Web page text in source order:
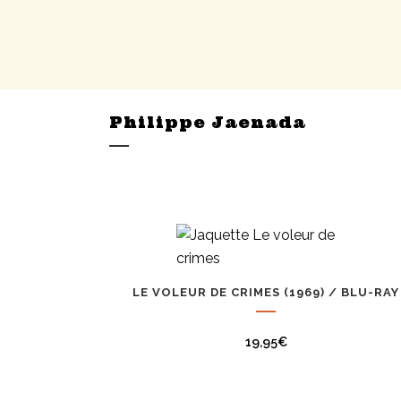
Philippe Jaenada
LE VOLEUR DE CRIMES (1969) / BLU-RAY
19,95€